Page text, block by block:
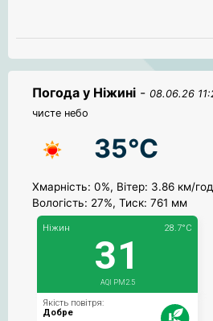
Погода у Ніжині - 08.06.26
чисте небо
35°C
Хмарність: 0%, Вітер: 3.86 км/год
Вологість: 27%, Тиск: 761 мм